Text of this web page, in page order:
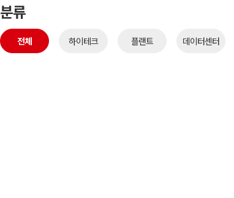
분류
전체 하이테크 플랜트 데이터센터